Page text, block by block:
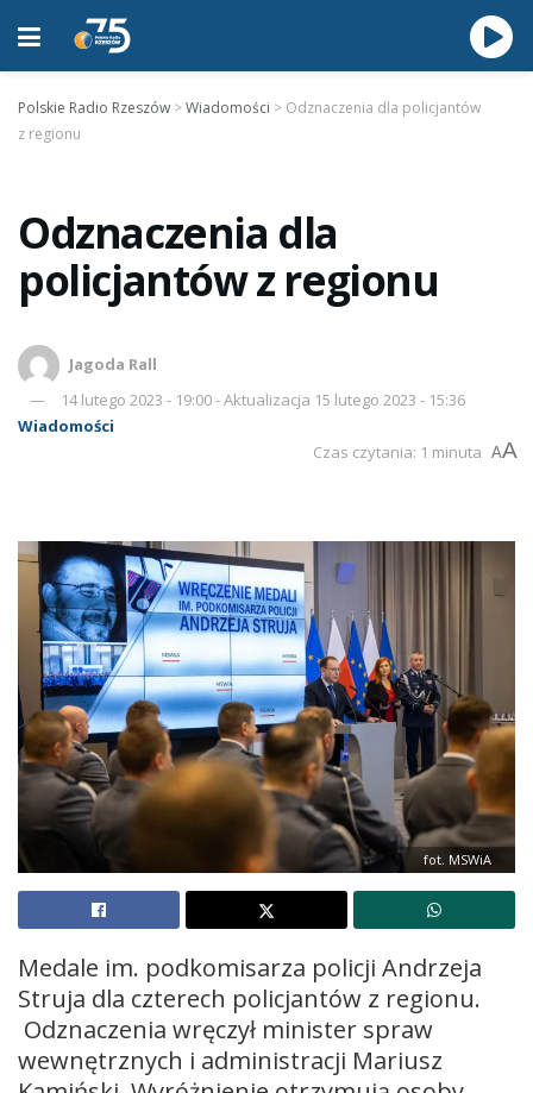
Polskie Radio Rzeszów >Wiadomości > Odznaczenia dla policjantów
z regionu
Odznaczenia dla
policjantów z regionu
Jagoda Rall
14 lutego 2023 - 19:00 - Aktualizacja 15 lutego 2023 - 15:36
Wiadomości
Czas czytania: 1 minuta AA
fot. MSWiA
Medale im. podkomisarza policji Andrzeja
Struja dla czterech policjantów z regionu.
Odznaczenia wręczył minister spraw
wewnętrznych i administracji Mariusz